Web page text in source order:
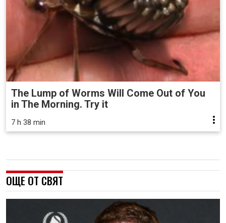
The Lump of Worms Will Come Out of You
in The Morning. Try it
7 h 38 min
ОЩЕ ОТ СВЯТ